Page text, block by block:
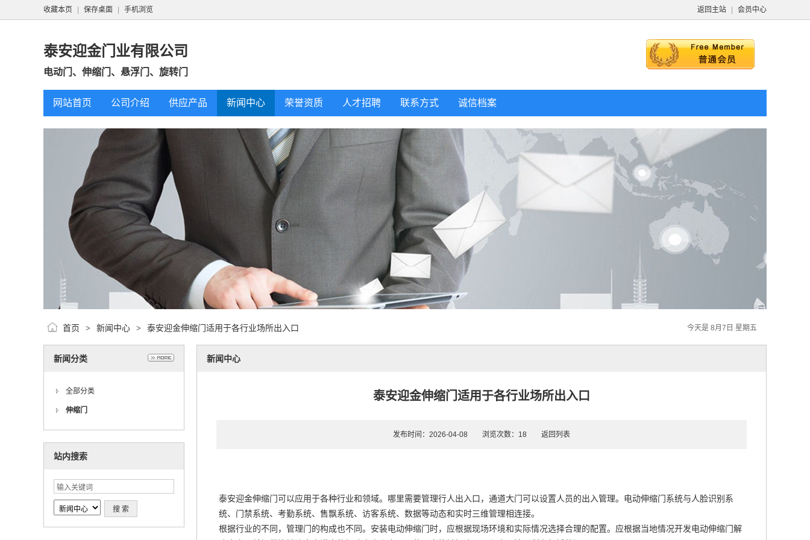
返回主站 会员中心
收藏本页 保存桌面 手机浏览
泰安迎金门业有限公司
电动门、伸缩门、悬浮门、旋转门
网站首页 公司介绍 供应产品 新闻中心 荣誉资质 人才招聘 联系方式 诚信档案
今天是 8月7日 星期五
首页 > 新闻中心 > 泰安迎金伸缩门适用于各行业场所出入口
新闻分类
全部分类
伸缩门
站内搜索
新闻中心
泰安迎金伸缩门适用于各行业场所出入口
发布时间：2026-04-08 浏览次数：18 返回列表
泰安迎金伸缩门可以应用于各种行业和领域。哪里需要管理行人出入口，通道大门可以设置人员的出入管理。电动伸缩门系统与人脸识别系
统、门禁系统、考勤系统、售飘系统、访客系统、数据等动态和实时三维管理相连接。
根据行业的不同，管理门的构成也不同。安装电动伸缩门时，应根据现场环境和实际情况选择合理的配置。应根据当地情况开发电动伸缩门解